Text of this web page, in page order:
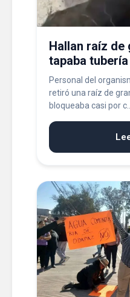
Hallan raíz de
tapaba
Personal del
retiró una raíz de
bloqueaba casi por c...